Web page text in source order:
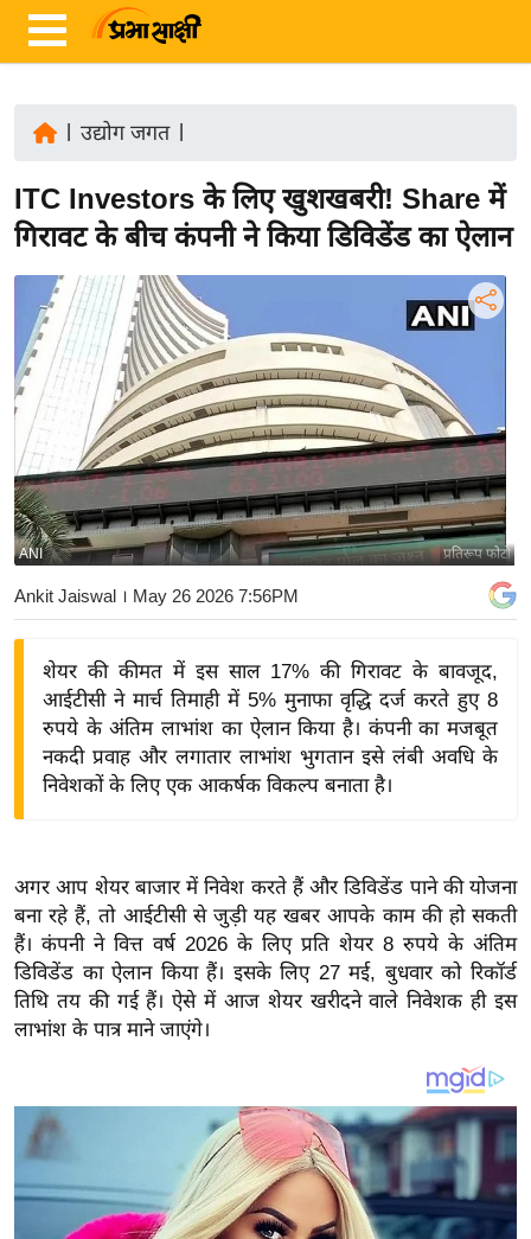
ख
रा
ष्ट्री
य
अं
त
र्रा
ष्ट्री
य
बि
ज़
द्यो
त
वि
शे
ष
ज्ञ
रा
ब
ज
ट
खे
उद्योग जगत|
ITC Investors के लिए खुशखबरी! Share में
गिरावट के बीच कंपनी ने किया डिविडेंड का ऐलान
प्रतिरूप फोटो
ANI
Ankit Jaiswal । May 26 2026 7:56PM
शेयर की कीमत में इस साल 17% की गिरावट के बावजूद,
आईटीसी ने मार्च तिमाही में 5% मुनाफा वृद्धि दर्ज करते हुए 8
रुपये के अंतिम लाभांश का ऐलान किया है। कंपनी का मजबूत
नकदी प्रवाह और लगातार लाभांश भुगतान इसे लंबी अवधि के
निवेशकों के लिए एक आकर्षक विकल्प बनाता है।
अगर आप शेयर बाजार में निवेश करते हैं और डिविडेंड पाने की योजना
बना रहे हैं, तो आईटीसी से जुड़ी यह खबर आपके काम की हो सकती
हैं। कंपनी ने वित्त वर्ष 2026 के लिए प्रति शेयर 8 रुपये के अंतिम
डिविडेंड का ऐलान किया हैं। इसके लिए 27 मई, बुधवार को रिकॉर्ड
तिथि तय की गई हैं। ऐसे में आज शेयर खरीदने वाले निवेशक ही इस
लाभांश के पात्र माने जाएंगे।